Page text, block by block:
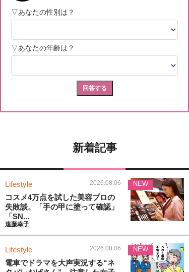
新着記事
Lifestyle 2026.08.06
コスメ4万点を試した美容プロの
失敗談。「手の甲に塗って確認」
「SN...
遠藤幸子
NEW
Lifestyle 2026.08.06
電車でドラマを大声実況する“ネ
NEW